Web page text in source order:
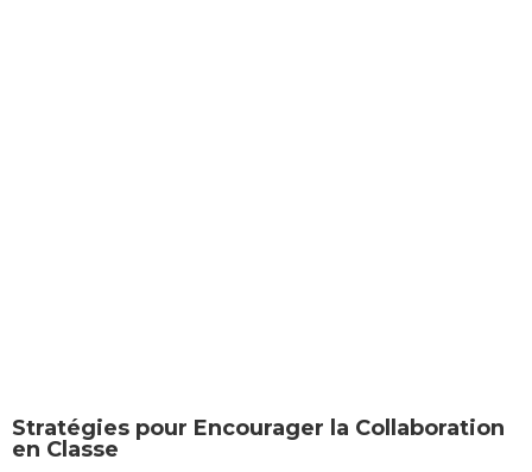
Stratégies pour Encourager la Collaboration
en Classe